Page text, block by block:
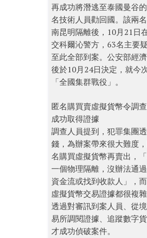
再成功將潛逃至泰國曼谷
名技術人員勸回國。該兩
南昆明隔離後，10月21日
交科爾沁警方，63名主要
至此全部到案。公安部經
後於10月24日決定，就今
「全國集群戰役」。
匿名購買賣虛擬貨幣令調
成功取得證據
調查人員提到，犯罪集團
錢，為辦案帶來很大難度
名購買虛擬貨幣再賣出，
一個物理隔離，沒辦法通
資金流或找到收款人」，
虛擬貨幣交易證據都很複
透過對審訊到案人員、從
易所調閱證據、追蹤數字
才成功偵破案件。